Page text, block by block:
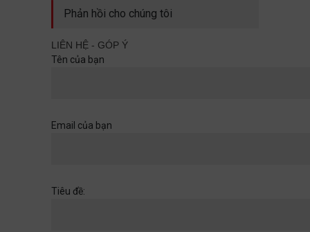
Sau cùng, mình đã không đi
cùng nhau
Phản hồi cho chúng tôi
LIÊN HỆ - GÓP Ý
Tên của bạn
Email của bạn
Tiêu đề: